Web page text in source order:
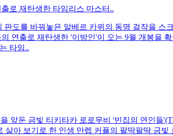
로 재탄생한 타임리스 마스터..
판도를 바꿔놓은 알베르 카뮈의 동명 걸작을
연출로 재탄생한 '이방인'이 오는 9월 개봉을
타임..
앞둔 금빛 티키타카 로로무비 '빈집의 연인들
살아 보기로 한 인생 만렙 커플의 팔딱팔딱 금